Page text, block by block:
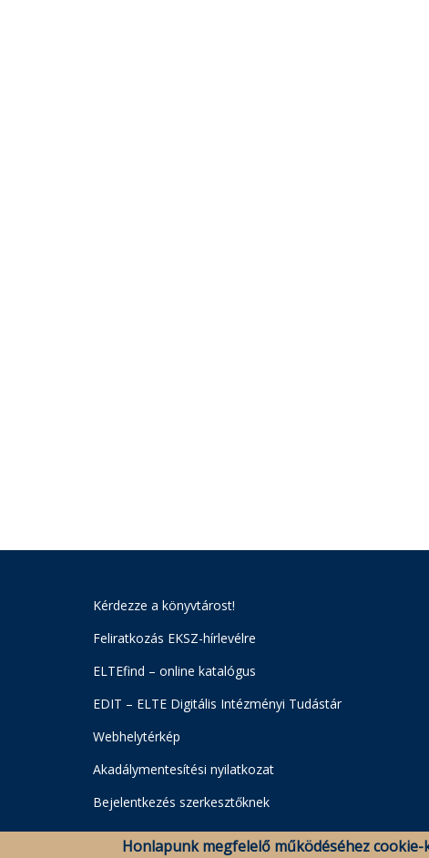
Kérdezze a könyvtárost!
Feliratkozás EKSZ-hírlevélre
ELTEfind – online katalógus
EDIT – ELTE Digitális Intézményi Tudástár
Webhelytérkép
Akadálymentesítési nyilatkozat
Bejelentkezés szerkesztőknek
Honlapunk megfelelő működéséhez